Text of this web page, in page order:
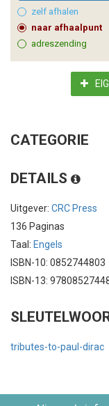
zelf afhalen
naar afhaalpunt
adreszending
CATEGORIE
DETAILS
Uitgever: CRC Press
136 Paginas
Taal: Engels
ISBN-10: 0852744803
ISBN-13:
tributes-to-paul-dirac